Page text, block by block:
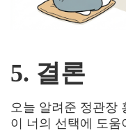
5. 결론
오늘 알려준 정관장
이 너의 선택에 도움